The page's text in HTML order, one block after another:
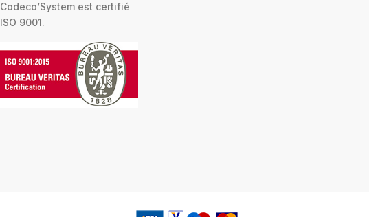
Codeco’System est certifié
ISO 9001.